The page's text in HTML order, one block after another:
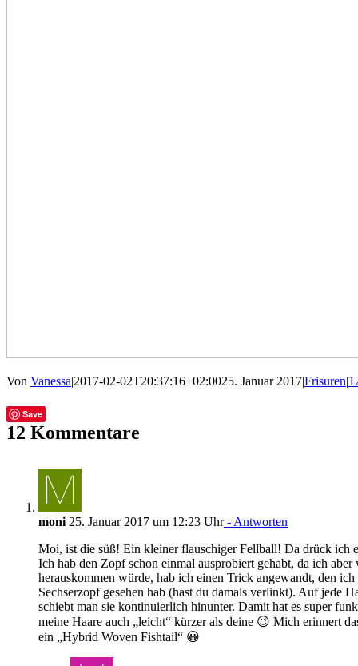
Von Vanessa2017-02-02T20:37:16+02:0025. Januar 2017Frisuren
Facebook
Twitter
Tumblr
Save E-
Mail
12 Kommentare
moni 25. Januar 2017 um 12:23 Uhr- Antworten
Moi, ist die süß! Ein kleiner flauschiger Fellball! Da drück ich
Ich hab den Zopf schon einmal ausprobiert gehabt, da ich
herauskommen würde, hab ich einen Trick angewandt, den
Sechserzopf gesehen hab (hast du damals verlinkt). Auf jede
schiebt man sie kontinuierlich hinunter. Damit hat es super
meine Haare auch „leicht“ kürzer als deine 😉 Mich erinnert
ein „Hybrid Woven Fishtail“ 😀